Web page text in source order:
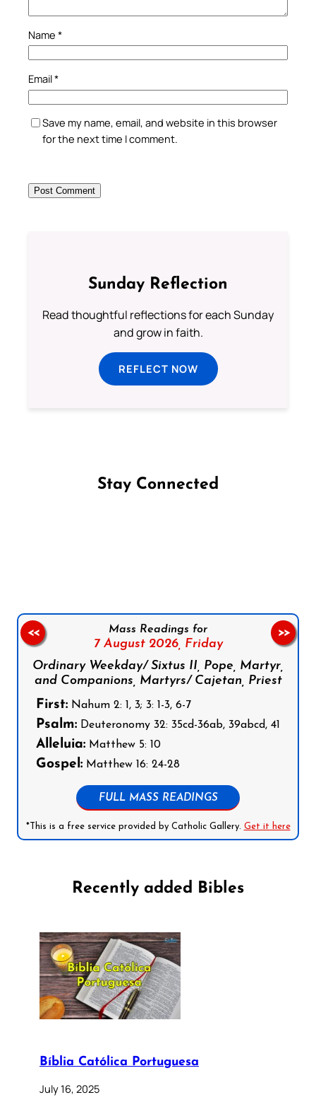
Name *
Email*
Save my name, email, and website in this browser
for the next time I comment.
Sunday Reflection
Read thoughtful reflections for each Sunday
and grow in faith.
REFLECT NOW
Stay Connected
Mass Readings for
7 August 2026, Friday
Ordinary Weekday/ Sixtus II, Pope, Martyr,
and Companions, Martyrs/ Cajetan, Priest
First: Nahum 2: 1, 3; 3: 1-3, 6-7
Psalm: Deuteronomy 32: 35cd-36ab, 39abcd, 41
Alleluia: Matthew 5: 10
Gospel: Matthew 16: 24-28
FULL MASS READINGS
*This is a free service provided by Catholic Gallery. Get it here
<< >>
Recently added Bibles
Bíblia Católica Portuguesa
July 16, 2025